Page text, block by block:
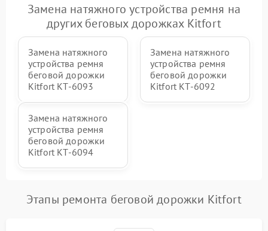
Замена натяжного устройства ремня на
других беговых дорожках Kitfort
Замена натяжного
устройства ремня
беговой дорожки
Kitfort КТ-6093
Замена натяжного
устройства ремня
беговой дорожки
Kitfort КТ-6092
Замена натяжного
устройства ремня
беговой дорожки
Kitfort КТ-6094
Этапы ремонта беговой дорожки Kitfort